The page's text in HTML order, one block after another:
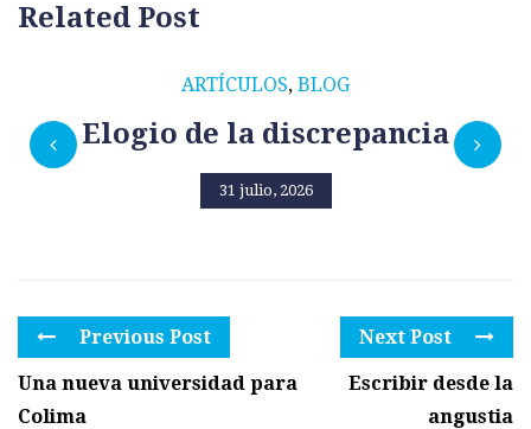
Related Post
ARTÍCULOS, BLOG
Elogio de la discrepancia
31 julio, 2026
Previous Post
Una nueva universidad para
Colima
Next Post
Escribir desde la
angustia